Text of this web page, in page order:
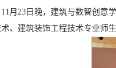
月23日晚，建筑与数智创
、建筑装饰工程技术专业师生